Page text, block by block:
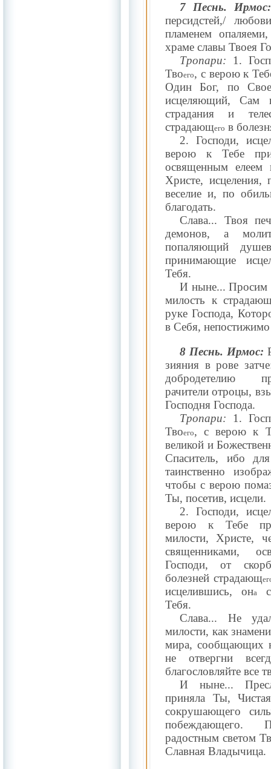
7 Песнь. Ирмос:
персидстей,/
пламенем
храме славы Твоея
Тропари: 1.
Твоего, с верою к
Один Бог, по
исцеляющий, Сам
страдания и
страдающего в
2. Господи,
верою к Тебе
освященным
Христе,
веселие и, по
благодать.
Слава... Твоя
демонов, а
попаляющий
принимающие
Тебя.
И ныне... Просим
милость к
руке Господа,
в Себя, непостижимо
8 Песнь. Ирмос:
зияния в рове
добродетелию
рачители отроцы,
Господня Господа.
Тропари: 1.
Твоего, с верою к
великой и
Спаситель, ибо
таинственно
чтобы с верою
Ты, посетив, исцели.
2. Господи,
верою к Тебе
милости, Христе,
священниками,
Господи, от
болезней страдающ
исцелившись, она
Тебя.
Слава... Не
милости, как
мира, сообщающих
не отвергни
благословляйте все
И ныне...
приняла Ты,
сокрушающего
побеждающего.
радостным светом
Славная Владычица.